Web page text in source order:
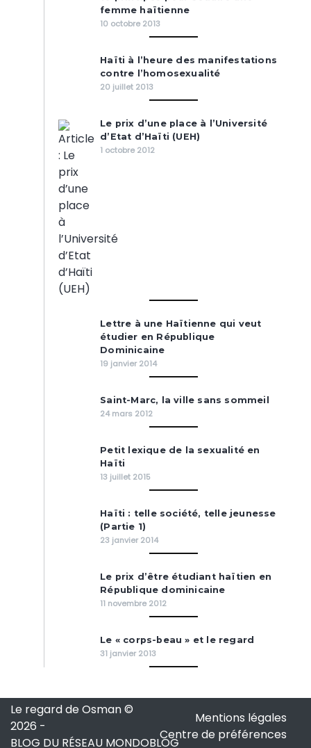
femme haïtienne
10 octobre 2013
Haïti à l’heure des manifestations
contre l’homosexualité
20 juillet 2013
Le prix d’une place à l’Université
d’Etat d’Haïti (UEH)
1 octobre 2012
Lettre à une Haïtienne qui veut
étudier en République
Dominicaine
19 janvier 2014
Saint-Marc, la ville sans sommeil
24 mars 2012
Petit lexique de la sexualité en
Haïti
13 juillet 2015
Haïti : telle société, telle jeunesse
(Partie 1)
23 janvier 2014
Le prix d’être étudiant haïtien en
République dominicaine
11 novembre 2012
Le « corps-beau » et le regard
31 janvier 2013
Le regard de Osman ©
2026 -
BLOG DU RÉSEAU MONDOBLOG
Mentions légales
Centre de préférences